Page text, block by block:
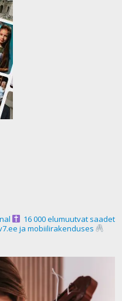
16 000 elumuutvat saadet
ja mobiilirakenduses